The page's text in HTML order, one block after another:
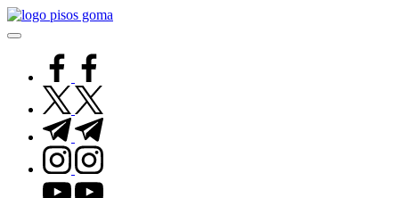
Saltar
al
facebook.com
twitter.com
t.me
instagram.com
youtube.com